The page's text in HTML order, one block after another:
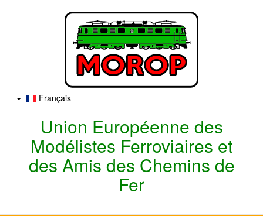
Français
Union Européenne des
Modélistes Ferroviaires et
des Amis des Chemins de
Fer